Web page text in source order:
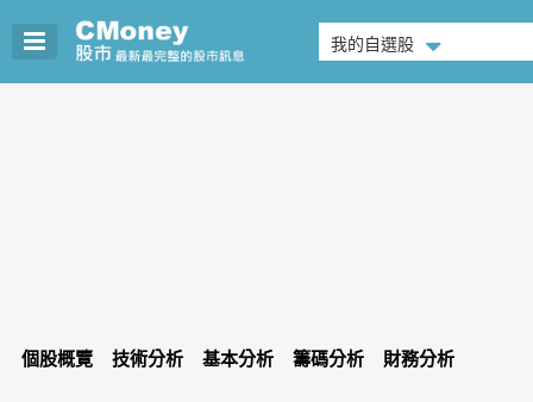
我的自選股
個股概覽 技術分析 基本分析 籌碼分析 財務分析